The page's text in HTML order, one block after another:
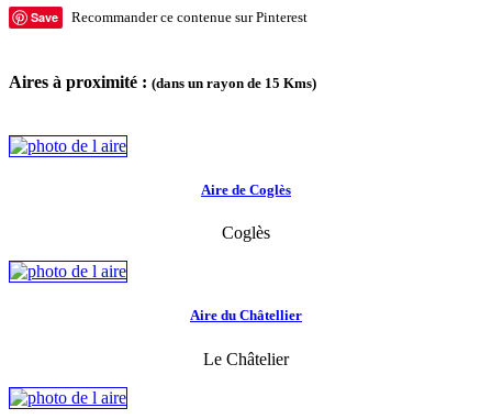
Save Recommander ce contenue sur Pinterest
Aires à proximité : (dans un rayon de 15 Kms)
Aire de Coglès
Coglès
Aire du Châtellier
Le Châtelier